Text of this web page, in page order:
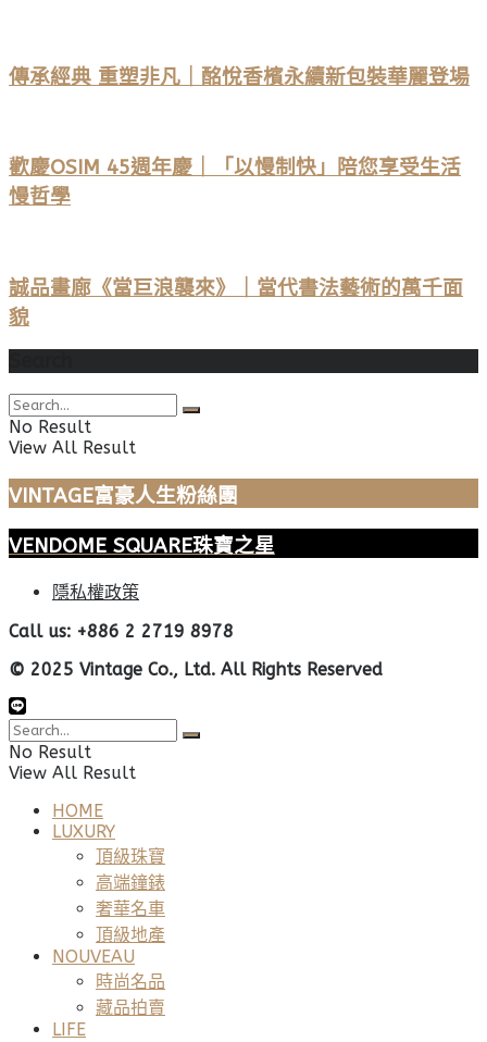
傳承經典 重塑非凡｜酩悅香檳永續新包裝華麗登場
歡慶OSIM 45週年慶｜「以慢制快」陪您享受生活
慢哲學
誠品畫廊《當巨浪襲來》｜當代書法藝術的萬千面
貌
No Result
View All Result
VINTAGE富豪人生粉絲團
VENDOME SQUARE珠寶之星
隱私權政策
Call us: +886 2 2719 8978
© 2025 Vintage Co., Ltd. All Rights Reserved
No Result
View All Result
HOME
LUXURY
頂級珠寶
高端鐘錶
奢華名車
頂級地產
NOUVEAU
時尚名品
藏品拍賣
LIFE